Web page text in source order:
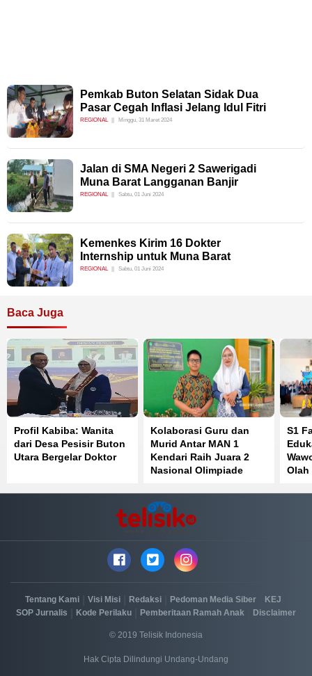
Pemkab Buton Selatan Sidak Dua
Pasar Cegah Inflasi Jelang Idul Fitri
REGIONAL Minggu, 31 Maret 2024
Jalan di SMA Negeri 2 Sawerigadi
Muna Barat Langganan Banjir
REGIONAL Sabtu, 01 Juni 2024
Kemenkes Kirim 16 Dokter
Internship untuk Muna Barat
REGIONAL Sabtu, 01 Juni 2024
Baca Juga
Profil Kabiba: Wanita
dari Desa Pesisir Buton
Utara Bergelar Doktor
Kolaborasi Guru dan
Murid Antar MAN 1
Kendari Raih Juara 2
Nasional Olimpiade
S1
Olah
Tentang Kami Visi Misi Redaksi Pedoman Media Siber KEJ
SOP Jurnalis Kode Perilaku Pemberitaan Ramah Anak Disclaimer
© 2019 Telisik Indonesia
Hak Cipta Dilindungi Undang-Undang